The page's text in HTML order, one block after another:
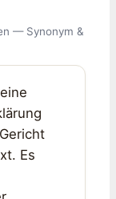
— Synonym &
Es